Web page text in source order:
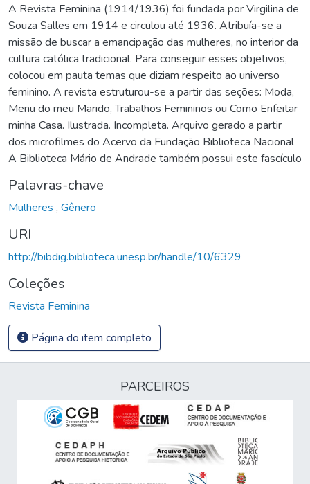
A Revista Feminina (1914/1936) foi fundada por Virgilina de
Souza Salles em 1914 e circulou até 1936. Atribuía-se a
missão de buscar a emancipação das mulheres, no interior da
cultura católica tradicional. Para conseguir esses objetivos,
colocou em pauta temas que diziam respeito ao universo
feminino. A revista estruturou-se a partir das seções: Moda,
Menu do meu Marido, Trabalhos Femininos ou Como Enfeitar
minha Casa. Ilustrada. Incompleta. Arquivo gerado a partir
dos microfilmes do Acervo da Fundação Biblioteca Nacional
A Biblioteca Mário de Andrade também possui este fascículo
Palavras-chave
Mulheres , Gênero
URI
http://bibdig.biblioteca.unesp.br/handle/10/6329
Coleções
Revista Feminina
Página do item completo
PARCEIROS